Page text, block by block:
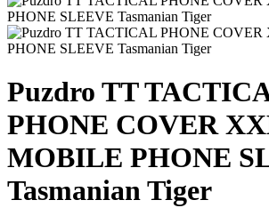
Puzdro TT
PHONE COVER
MOBILE PHONE
Tasmanian Tiger